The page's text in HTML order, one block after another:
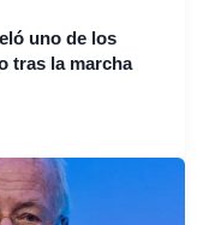
uno de los
tras la marcha